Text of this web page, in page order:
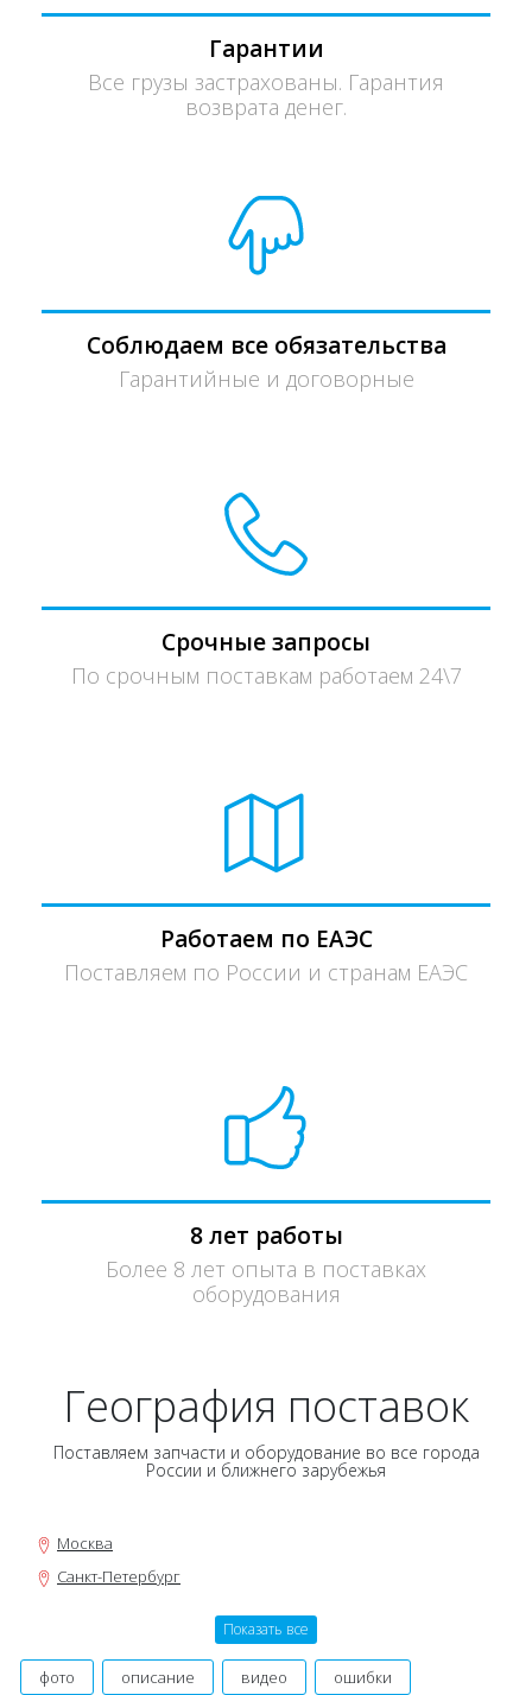
Гарантии
Все грузы застрахованы. Гарантия
возврата денег.
Соблюдаем все обязательства
Гарантийные и договорные
Срочные запросы
По срочным поставкам работаем 24\7
Работаем по ЕАЭС
Поставляем по России и странам ЕАЭС
8 лет работы
Более 8 лет опыта в поставках
оборудования
География поставок
Поставляем запчасти и оборудование во все города
России и ближнего зарубежья
Москва
Санкт-Петербург
Екатеринбург
Показать все
фото описание видео ошибки